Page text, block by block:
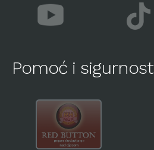
Pomoć i sigurnost